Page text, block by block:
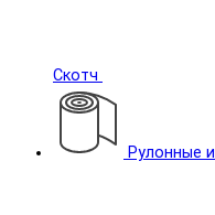
Скотч
Рулонные